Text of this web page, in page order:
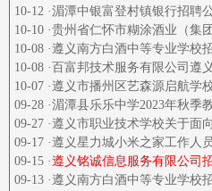
10-12 ·湄潭中银富登村镇银行招聘
10-10 ·贵州省仁怀市糊涂酒业（集
10-08 ·遵义南方白酒中等专业学校
10-08 ·百富邦技术服务有限公司遵
10-07 ·遵义市播州区艺森源启航学
09-28 ·湄潭县乐乐中学2023年秋季
09-27 ·遵义市职业技术学校关于面
09-17 ·遵义星力城小米之家工作人
09-15 ·遵义铭诚信息服务有限公司
09-13 ·遵义南方白酒中等专业学校